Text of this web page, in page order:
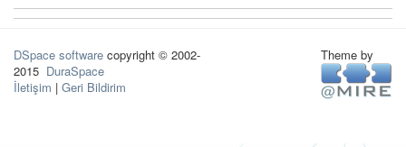
DSpace software copyright © 2002-
2015 DuraSpace
İletişim | Geri Bildirim
Theme by